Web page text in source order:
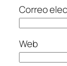
Correo
Web